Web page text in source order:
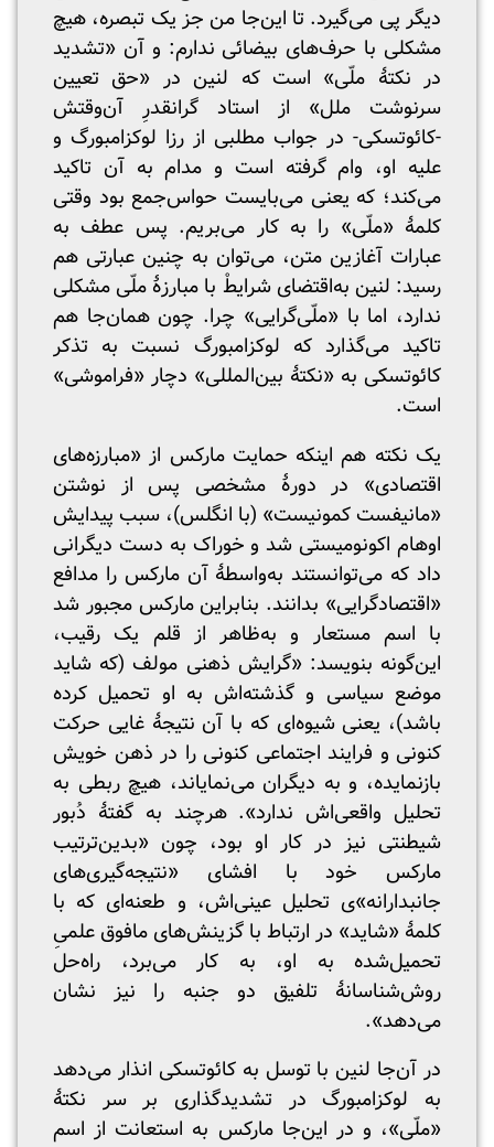
دیگر پی می‌گیرد. تا این‌جا من جز یک تبصره، هیچ
مشکلی با حرف‌های بیضائی ندارم: و آن «تشدید
در نکتهٔ ملّی» است که لنین در «حق تعیین
سرنوشت ملل» از استاد گرانقدرِ آن‌وقتش
-کائوتسکی- در جواب مطلبی از رزا لوکزامبورگ و
علیه او، وام گرفته است و مدام به آن تاکید
می‌کند؛ که یعنی می‌بایست حواس‌جمع بود وقتی
کلمهٔ «ملّی» را به کار می‌بریم. پس عطف به
عبارات آغازین متن، می‌توان به چنین عبارتی هم
رسید: لنین به‌اقتضای شرایطْ با مبارزهٔ ملّی مشکلی
ندارد، اما با «ملّی‌گرایی» چرا. چون همان‌جا هم
تاکید می‌گذارد که لوکزامبورگ نسبت به تذکر
کائوتسکی به «نکتهٔ بین‌المللی» دچار «فراموشی»
است.
یک نکته هم اینکه حمایت مارکس از «مبارزه‌های
اقتصادی» در دورهٔ مشخصی پس از نوشتن
«مانیفست کمونیست» (با انگلس)، سبب پیدایش
اوهام اکونومیستی شد و خوراک به دست دیگرانی
داد که می‌توانستند به‌واسطهٔ آن مارکس را مدافع
«اقتصادگرایی» بدانند. بنابراین مارکس مجبور شد
با اسم مستعار و به‌ظاهر از قلم یک رقیب،
این‌گونه بنویسد: «گرایش ذهنی مولف (که شاید
موضع سیاسی و گذشته‌اش به او تحمیل کرده
باشد)، یعنی شیوه‌ای که با آن نتیجهٔ غایی حرکت
کنونی و فرایند اجتماعی کنونی را در ذهن خویش
بازنمایده، و به دیگران می‌نمایاند، هیچ ربطی به
تحلیل واقعی‌اش ندارد». هرچند به گفتهٔ دُبور
شیطنتی نیز در کار او بود، چون «بدین‌ترتیب
مارکس خود با افشای «نتیجه‌گیری‌های
جانبدارانه»ی تحلیل عینی‌اش، و طعنه‌ای که با
کلمهٔ «شاید» در ارتباط با گزینش‌های مافوق علمیِ
تحمیل‌شده به او، به کار می‌برد، راه‌حل
روش‌شناسانهٔ تلفیق دو جنبه را نیز نشان
می‌دهد».
در آن‌جا لنین با توسل به کائوتسکی انذار می‌دهد
به لوکزامبورگ در تشدیدگذاری بر سر نکتهٔ
«ملّی»، و در این‌جا مارکس به استعانت از اسم